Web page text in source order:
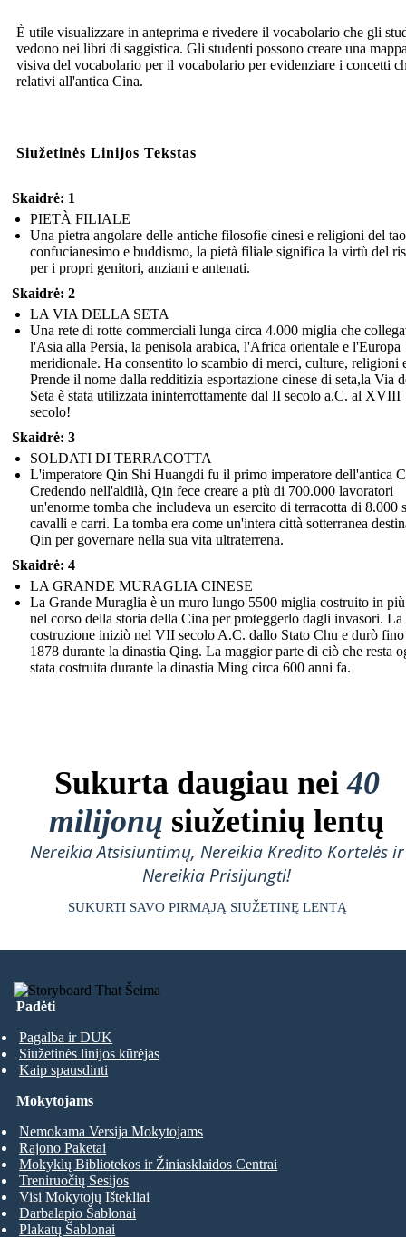
È utile visualizzare in anteprima e rivedere il vocabolario che gli
vedono nei libri di saggistica. Gli studenti possono creare una
visiva del vocabolario per il vocabolario per evidenziare i concetti
relativi all'antica Cina.
Siužetinės Linijos Tekstas
Skaidrė: 1
PIETÀ FILIALE
Una pietra angolare delle antiche filosofie cinesi e religioni del
confucianesimo e buddismo, la pietà filiale significa la virtù del
per i propri genitori, anziani e antenati.
Skaidrė: 2
LA VIA DELLA SETA
Una rete di rotte commerciali lunga circa 4.000 miglia che
l'Asia alla Persia, la penisola arabica, l'Africa orientale e l'Europa
meridionale. Ha consentito lo scambio di merci, culture, religioni
Prende il nome dalla redditizia esportazione cinese di seta,la Via
Seta è stata utilizzata ininterrottamente dal II secolo a.C. al XVIII
secolo!
Skaidrė: 3
SOLDATI DI TERRACOTTA
L'imperatore Qin Shi Huangdi fu il primo imperatore dell'antica
Credendo nell'aldilà, Qin fece creare a più di 700.000 lavoratori
un'enorme tomba che includeva un esercito di terracotta di 8.000
cavalli e carri. La tomba era come un'intera città sotterranea
Qin per governare nella sua vita ultraterrena.
Skaidrė: 4
LA GRANDE MURAGLIA CINESE
La Grande Muraglia è un muro lungo 5500 miglia costruito in
nel corso della storia della Cina per proteggerlo dagli invasori. La
costruzione iniziò nel VII secolo A.C. dallo Stato Chu e durò
1878 durante la dinastia Qing. La maggior parte di ciò che resta
stata costruita durante la dinastia Ming circa 600 anni fa.
Sukurta daugiau nei40
milijonų siužetinių lentų
Nereikia Atsisiuntimų, Nereikia Kredito Kortelės ir
Nereikia Prisijungti!
SUKURTI SAVO PIRMĄJĄ SIUŽETINĘ LENTĄ
Padėti
Pagalba ir DUK
Siužetinės linijos kūrėjas
Kaip spausdinti
Mokytojams
Nemokama Versija Mokytojams
Rajono Paketai
Mokyklų Bibliotekos ir Žiniasklaidos Centrai
Treniruočių Sesijos
Visi Mokytojų Ištekliai
Darbalapio Šablonai
Plakatų Šablonai